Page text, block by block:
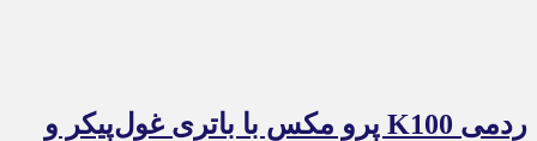
ردمی K100 پرو مکس با باتری غول‌پیکر و